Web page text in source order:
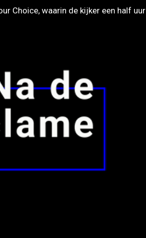
Choice, waarin de kijker een half uur